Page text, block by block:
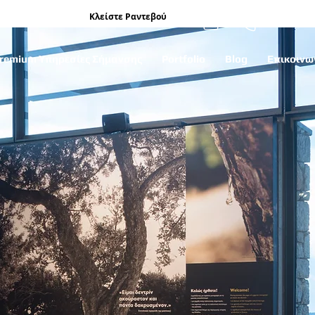
Κλείστε Ραντεβού
Υπηρεσίες Σήμανσης Portfolio Blog